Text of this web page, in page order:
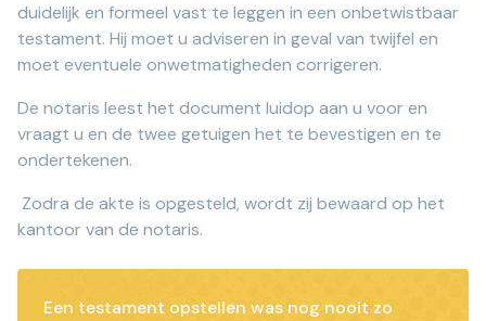
duidelijk en formeel vast te leggen in een onbetwistbaar
testament. Hij moet u adviseren in geval van twijfel en
moet eventuele onwetmatigheden corrigeren.
De notaris leest het document luidop aan u voor en
vraagt u en de twee getuigen het te bevestigen en te
ondertekenen.
Zodra de akte is opgesteld, wordt zij bewaard op het
kantoor van de notaris.
Een testament opstellen was nog nooit zo